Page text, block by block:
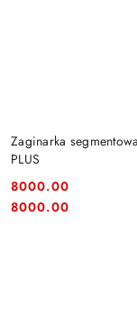
Zaginarka
PLUS
Cena:
8000.00
Cena:
8000.00